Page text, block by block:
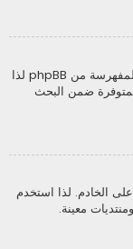
من الممكن أن يكون بحثك مبهما ولا يتضمن الكلمات المفهرسة من phpBB لذا
ضمن البحث
الخادم. لذا استخدم
معينة.